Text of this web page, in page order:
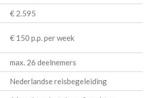
€ 2.595
€ 150 p.p. per week
max. 26 deelnemers
Nederlandse reisbegeleiding